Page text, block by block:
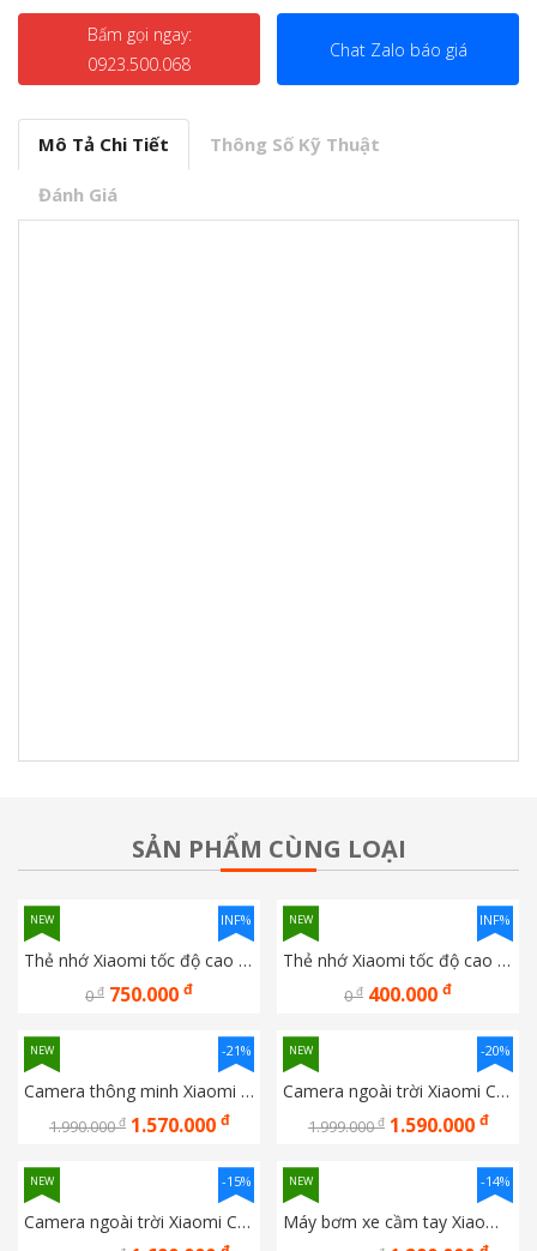
Bấm gọi ngay:
0923.500.068
Chat Zalo báo giá
Mô Tả Chi Tiết Thông Số Kỹ Thuật
Đánh Giá
SẢN PHẨM CÙNG LOẠI
Thẻ nhớ Xiaomi tốc độ cao 128G
0đ 750.000 đ
INF%
NEW
Thẻ nhớ Xiaomi tốc độ cao 32GB
0đ 400.000 đ
INF%
NEW
Camera thông minh Xiaomi C700 EU BHR9182EU
1.990.000đ 1.570.000 đ
-21%
NEW
Camera ngoài trời Xiaomi CW500 Dual EU BHR9402EU
1.999.000đ 1.590.000 đ
-20%
NEW
Camera ngoài trời Xiaomi CW700S BHR9401EU
-15%
NEW
Máy bơm xe cầm tay Xiaomi Mijia 2 Pro MJCQB07PQW
-14%
NEW